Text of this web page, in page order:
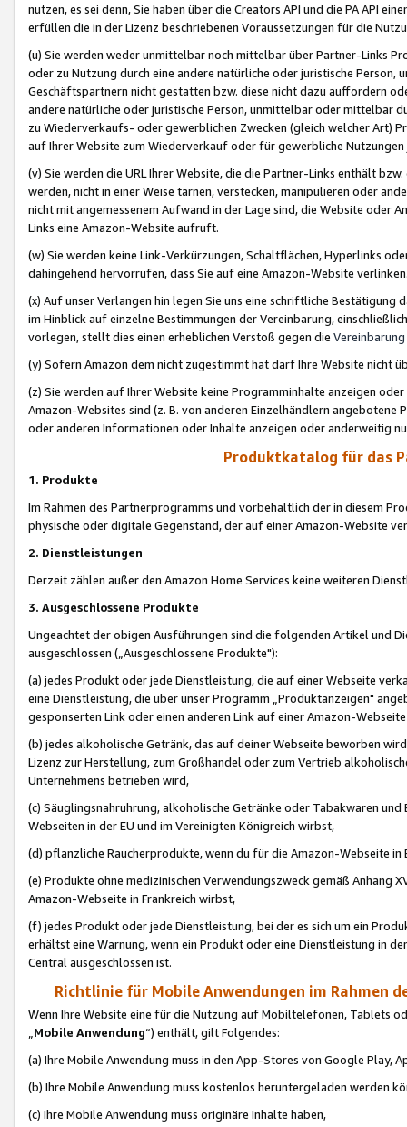
nutzen, es sei denn, Sie haben über die Creators API und die PA API
erfüllen die in der Lizenz beschriebenen Voraussetzungen für die
(u) Sie werden weder unmittelbar noch mittelbar über Partner-Links
oder zu Nutzung durch eine andere natürliche oder juristische
Geschäftspartnern nicht gestatten bzw. diese nicht dazu auffordern
andere natürliche oder juristische Person, unmittelbar oder mittelbar
zu Wiederverkaufs- oder gewerblichen Zwecken (gleich welcher Art)
auf Ihrer Website zum Wiederverkauf oder für gewerbliche
(v) Sie werden die URL Ihrer Website, die die Partner-Links enthält
werden, nicht in einer Weise tarnen, verstecken, manipulieren oder
nicht mit angemessenem Aufwand in der Lage sind, die Website oder
Links eine Amazon-Website aufruft.
(w) Sie werden keine Link-Verkürzungen, Schaltflächen, Hyperlinks
dahingehend hervorrufen, dass Sie auf eine Amazon-Website
(x) Auf unser Verlangen hin legen Sie uns eine schriftliche
im Hinblick auf einzelne Bestimmungen der Vereinbarung,
vorlegen, stellt dies einen erheblichen Verstoß gegen die Vereinbarung
(y) Sofern Amazon dem nicht zugestimmt hat darf Ihre Website nicht
(z) Sie werden auf Ihrer Website keine Programminhalte anzeigen
Amazon-Websites sind (z. B. von anderen Einzelhändlern
oder anderen Informationen oder Inhalte anzeigen oder anderweitig
Produktkatalog für das
1. Produkte
Im Rahmen des Partnerprogramms und vorbehaltlich der in diesem
physische oder digitale Gegenstand, der auf einer Amazon-Website
2. Dienstleistungen
Derzeit zählen außer den Amazon Home Services keine weiteren
3. Ausgeschlossene Produkte
Ungeachtet der obigen Ausführungen sind die folgenden Artikel und
ausgeschlossen („Ausgeschlossene Produkte"):
(a) jedes Produkt oder jede Dienstleistung, die auf einer Webseite
eine Dienstleistung, die über unser Programm „Produktanzeigen"
gesponserten Link oder einen anderen Link auf einer Amazon-
(b) jedes alkoholische Getränk, das auf deiner Webseite beworben
Lizenz zur Herstellung, zum Großhandel oder zum Vertrieb
Unternehmens betrieben wird,
(c) Säuglingsnahruhrung, alkoholische Getränke oder Tabakwaren
Webseiten in der EU und im Vereinigten Königreich wirbst,
(d) pflanzliche Raucherprodukte, wenn du für die Amazon-Webseite in
(e) Produkte ohne medizinischen Verwendungszweck gemäß Anhang
Amazon-Webseite in Frankreich wirbst,
(f) jedes Produkt oder jede Dienstleistung, bei der es sich um ein
erhältst eine Warnung, wenn ein Produkt oder eine Dienstleistung in
Central ausgeschlossen ist.
Richtlinie für Mobile Anwendungen im Rahmen
Wenn Ihre Website eine für die Nutzung auf Mobiltelefonen, Tablets
„Mobile Anwendung“) enthält, gilt Folgendes:
(a) Ihre Mobile Anwendung muss in den App-Stores von Google Play,
(b) Ihre Mobile Anwendung muss kostenlos heruntergeladen werden
(c) Ihre Mobile Anwendung muss originäre Inhalte haben,